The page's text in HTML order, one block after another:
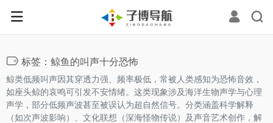
标签：鲸鱼的叫声十分恐怖
鲸类低频叫声因其穿透力强、频率极低，常被人类感知为恐怖音效，
如座头鲸的哀鸣可引发不安情绪。这类现象涉及海洋生物声学与心理
声学，部分低频声波甚至被误认为超自然信号。分类涵盖科学解释
（如次声波影响）、文化联想（深海怪物传说）及声音艺术创作，解